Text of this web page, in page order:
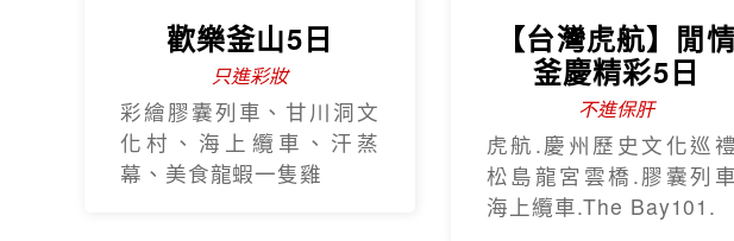
歡樂釜山5日
只進彩妝
彩繪膠囊列車、甘川洞文
化村、海上纜車、汗蒸
幕、美食龍蝦一隻雞
【台灣虎航】閒情
釜慶精彩5日
不進保肝
虎航.慶州歷史文化巡
松島龍宮雲橋.膠囊列
海上纜車.The Bay101.